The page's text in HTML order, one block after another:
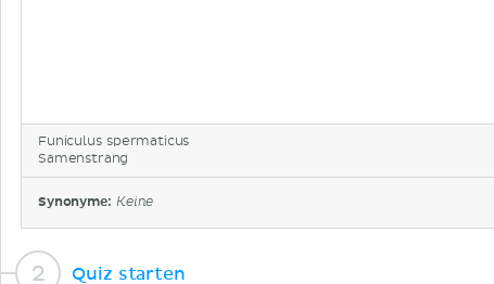
Funiculus spermaticus
Samenstrang
Synonyme: Keine
Quiz starten